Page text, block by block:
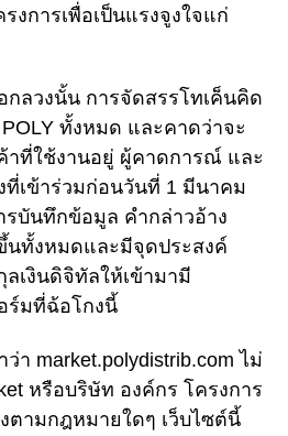
งการเพื่อเป็นแรงจูงใจแก่
ลวงนั้น การจัดสรรโทเค็นคิด
ทั้งหมด และคาดว่าจะ
าที่ใช้งานอยู่ ผู้คาดการณ์ และ
ที่เข้าร่วมก่อนวันที่ 1 มีนาคม
รบันทึกข้อมูล คำกล่าวอ้าง
นทั้งหมดและมีจุดประสงค์
ลเงินดิจิทัลให้เข้ามามี
มที่ฉ้อโกงนี้
า market.polydistrib.com ไม่
หรือบริษัท องค์กร โครงการ
ตามกฎหมายใดๆ เว็บไซต์นี้